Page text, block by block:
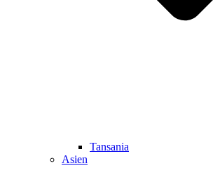
Tansania
Asien